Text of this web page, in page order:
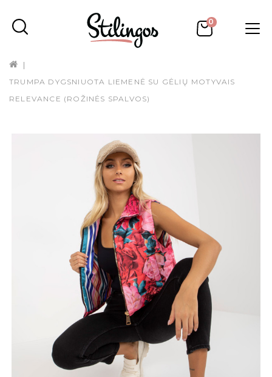
0
TRUMPA DYGSNIUOTA LIEMENĖ SU GĖLIŲ MOTYVAIS
RELEVANCE (ROŽINĖS SPALVOS)